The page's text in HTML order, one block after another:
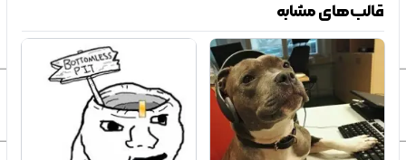
قالب‌های مشابه